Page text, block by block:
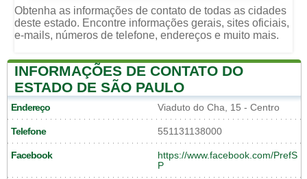
Obtenha as informações de contato de todas as cidades
deste estado. Encontre informações gerais, sites oficiais,
e-mails, números de telefone, endereços e muito mais.
INFORMAÇÕES DE CONTATO DO
ESTADO DE SÃO PAULO
Endereço Viaduto do Cha, 15 - Centro
Telefone 551131138000
Facebook
https://www.facebook.com/PrefS
P